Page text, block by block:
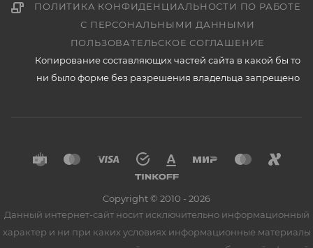
ПОЛИТИКА КОНФИДЕНЦИАЛЬНОСТИ ПО РАБОТЕ
С ПЕРСОНАЛЬНЫМИ ДАННЫМИ
ПОЛЬЗОВАТЕЛЬСКОЕ СОГЛАШЕНИЕ
Копирование составляющих частей сайта в какой бы то
ни было форме без разрешения владельца запрещено
Copyright © 2010 - 2026
Данный интернет-сайт носит исключительно информационный
характер и ни при каких условиях информационные материалы